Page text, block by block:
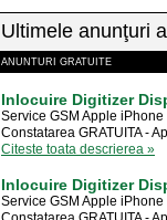
Ultimele anunţuri
ANUNTURI GRATUITE
Inlocuire Digitizer
Service GSM Apple
Constatarea GRATUITA -
Citeste toata descrierea »
Inlocuire Digitizer
Service GSM Apple